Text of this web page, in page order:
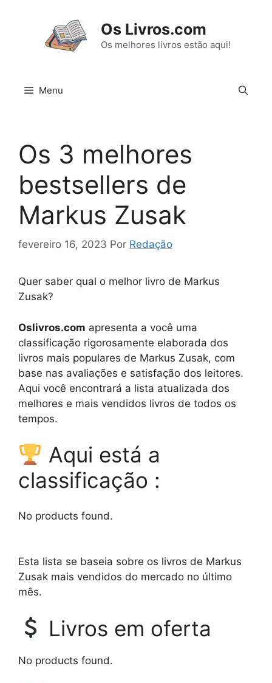
Os Livros.com
Os melhores livros estão aqui!
Menu
Os 3 melhores
bestsellers de
Markus Zusak
fevereiro 16, 2023 Por Redação
Quer saber qual o melhor livro de Markus
Zusak?
Oslivros.com apresenta a você uma
classificação rigorosamente elaborada dos
livros mais populares de Markus Zusak, com
base nas avaliações e satisfação dos leitores.
Aqui você encontrará a lista atualizada dos
melhores e mais vendidos livros de todos os
tempos.
Aqui está a
classificação :
No products found.
Esta lista se baseia sobre os livros de Markus
Zusak mais vendidos do mercado no último
mês.
Livros em oferta
No products found.